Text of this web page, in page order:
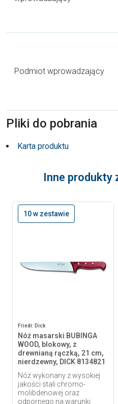
Podmiot wprowadzający
Pliki do pobrania
Karta produktu
Inne produkty
10 w zestawie
Friedr. Dick
Nóż masarski BUBINGA
WOOD, blokowy, z
drewnianą rączką, 21 cm,
nierdzewny, DICK 8134821
Nóż wykonany z wysokiej
jakości stali chromo-
molibdenowej oraz
odpornego na warunki